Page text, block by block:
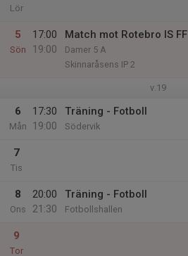
Lör
5
Sön
17:00
19:00
Match mot Rotebro IS FF
Damer 5 A
Skinnaråsens IP 2
v.19
6
Mån
17:30
19:00
Träning - Fotboll
Södervik
7
Tis
8
Ons
20:00
21:30
Träning - Fotboll
Fotbollshallen
9
Tor